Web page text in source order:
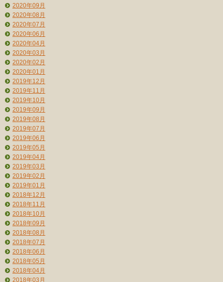
2020年09月
2020年08月
2020年07月
2020年06月
2020年04月
2020年03月
2020年02月
2020年01月
2019年12月
2019年11月
2019年10月
2019年09月
2019年08月
2019年07月
2019年06月
2019年05月
2019年04月
2019年03月
2019年02月
2019年01月
2018年12月
2018年11月
2018年10月
2018年09月
2018年08月
2018年07月
2018年06月
2018年05月
2018年04月
2018年03月